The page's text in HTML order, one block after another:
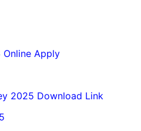
Online Apply
2025 Download Link